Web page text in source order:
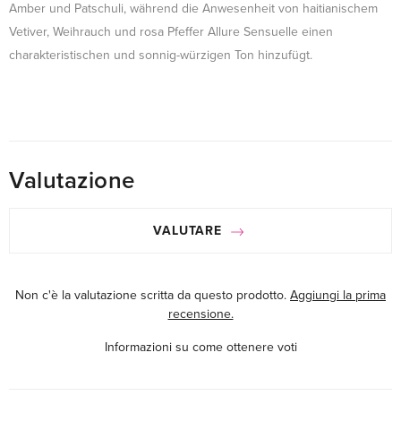
Amber und Patschuli, während die Anwesenheit von haitianischem
Vetiver, Weihrauch und rosa Pfeffer Allure Sensuelle einen
charakteristischen und sonnig-würzigen Ton hinzufügt.
Valutazione
VALUTARE
Non c'è la valutazione scritta da questo prodotto. Aggiungi la prima
recensione.
Informazioni su come ottenere voti